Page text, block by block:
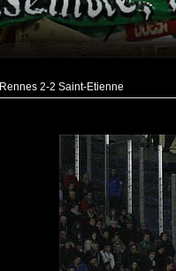
Rennes 2-2 Saint-Etienne